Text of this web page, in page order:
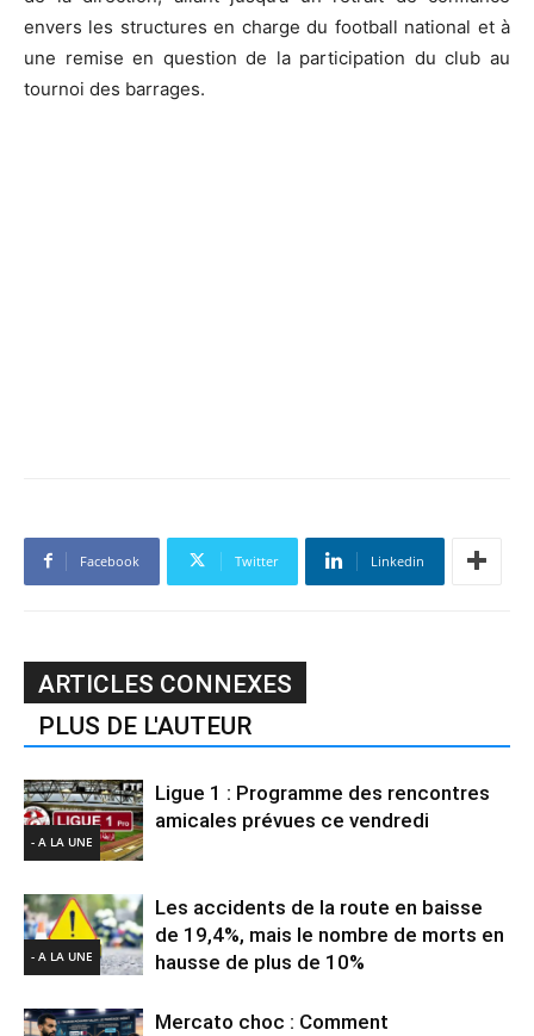
envers les structures en charge du football national et à
une remise en question de la participation du club au
tournoi des barrages.
Facebook Twitter Linkedin
ARTICLES CONNEXES
PLUS DE L'AUTEUR
- A LA UNE
Ligue 1 : Programme des rencontres
amicales prévues ce vendredi
- A LA UNE
Les accidents de la route en baisse
de 19,4%, mais le nombre de morts en
hausse de plus de 10%
Mercato choc : Comment